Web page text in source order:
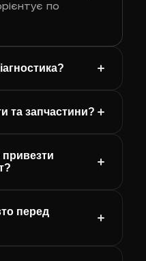
по
та запчастини?
привезти
перед